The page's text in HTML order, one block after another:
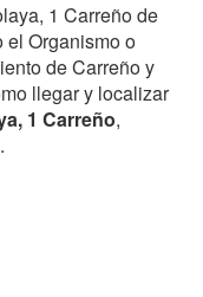
1 Carreño de
el Organismo o
de Carreño y
llegar y localizar
1 Carreño,